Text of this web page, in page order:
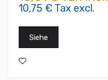
10,75 € Tax excl.
Siehe